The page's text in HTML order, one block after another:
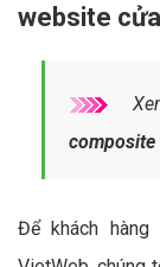
website
composite
Để khách